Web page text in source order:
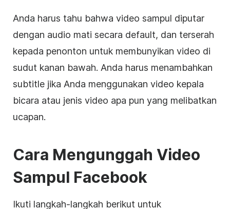
Anda harus tahu bahwa video sampul diputar
dengan audio mati secara default, dan terserah
kepada penonton untuk membunyikan video di
sudut kanan bawah. Anda harus menambahkan
subtitle jika Anda menggunakan video kepala
bicara atau jenis video apa pun yang melibatkan
ucapan.
Cara Mengunggah Video
Sampul Facebook
Ikuti langkah-langkah berikut untuk